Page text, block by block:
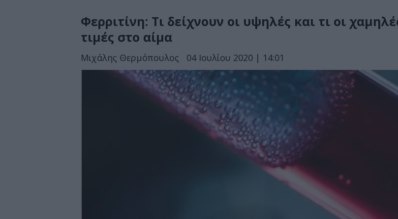
Φερριτίνη: Τι δείχνουν οι υψηλές και τι οι
τιμές στο αίμα
Μιχάλης Θερμόπουλος 04 Ιουλίου 2020 | 14:01